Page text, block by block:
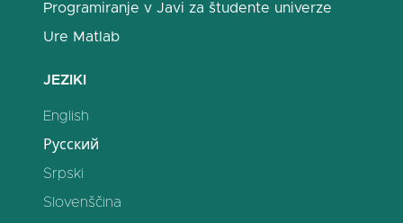
Programiranje v Javi za študente univerze
Ure Matlab
JEZIKI
English
Русский
Srpski
Slovenščina